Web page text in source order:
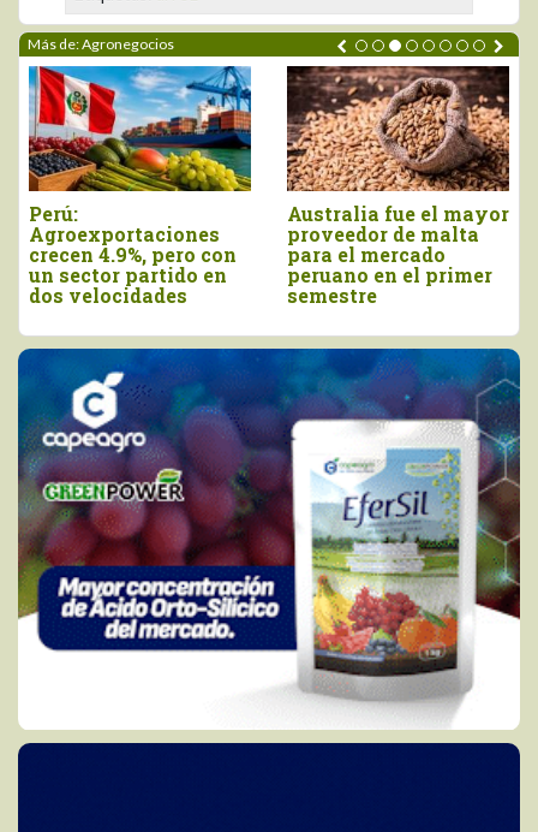
Más de: Agronegocios
Perú:
Agroexportaciones
crecen 4.9%, pero con
un sector partido en
dos velocidades
Australia fue el mayor
proveedor de malta
para el mercado
peruano en el primer
semestre